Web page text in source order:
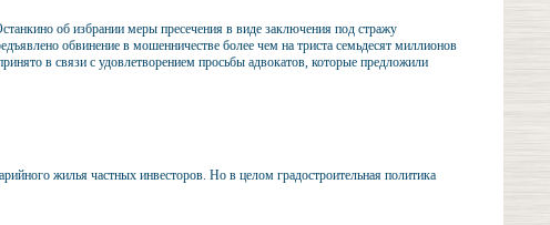
об избрании меры пресечения в виде заключения под стражу
обвинение в мошенничестве более чем на триста семьдесят миллионов
в связи с удовлетворением просьбы адвокатов, которые предложили
жилья частных инвесторов. Но в целом градостроительная политика